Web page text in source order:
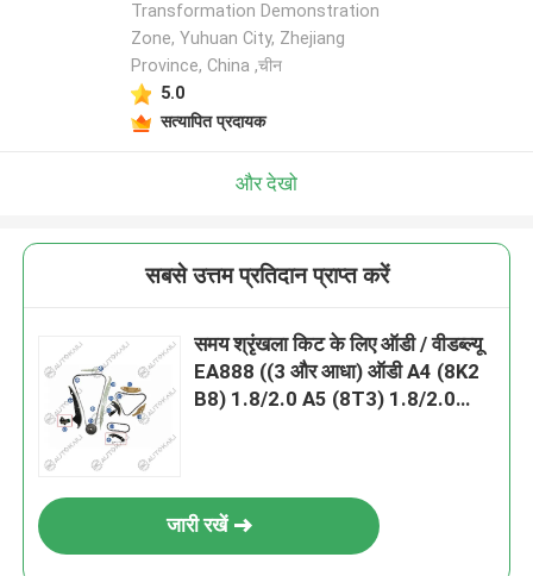
Transformation Demonstration
Zone, Yuhuan City, Zhejiang
Province, China ,चीन
5.0
सत्यापित प्रदायक
और देखो
सबसे उत्तम प्रतिदान प्राप्त करें
समय श्रृंखला किट के लिए ऑडी / वीडब्ल्यू
EA888 ((3 और आधा) ऑडी A4 (8K2
B8) 1.8/2.0 A5 (8T3) 1.8/2.0
जारी रखें